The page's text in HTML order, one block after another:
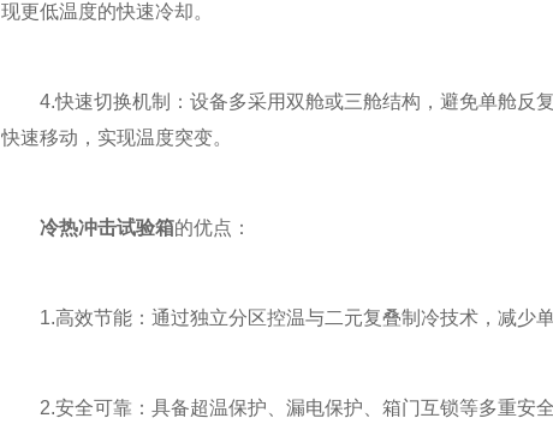
现更低温度的快速冷却。
4.快速切换机制：设备多采用双舱或三舱结构，避免单舱反
快速移动，实现温度突变。
冷热冲击试验箱的优点：
1.高效节能：通过独立分区控温与二元复叠制冷技术，减少单
2.安全可靠：具备超温保护、漏电保护、箱门互锁等多重安全